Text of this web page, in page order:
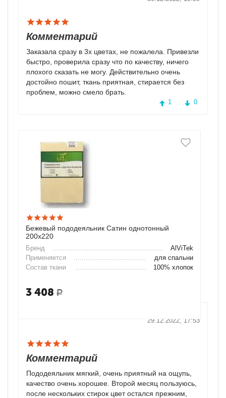
Комментарий
Заказала сразу в 3х цветах, не пожалела. Привезли
быстро, проверила сразу что по качеству, ничего
плохого сказать не могу. Действительно очень
достойно пошит, ткань приятная, стирается без
проблем, можно смело брать.
1 0
Бежевый пододеяльник Сатин однотонный
200х220
Бренд
AlViTek
Применяется
для спальни
Состав ткани
100% хлопок
3 408 Р
29.12.2022, 17:53
Комментарий
Пододеяльник мягкий, очень приятный на ощупь,
качество очень хорошее. Второй месяц пользуюсь,
после нескольких стирок цвет остался прежним,